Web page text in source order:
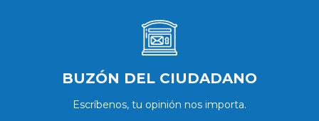
BUZÓN DEL CIUDADANO
Escríbenos, tu opinión nos importa.